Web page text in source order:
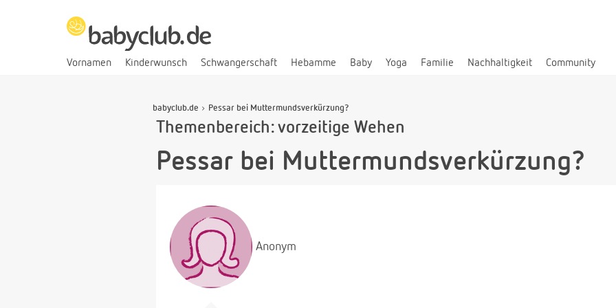
Vornamen Kinderwunsch Schwangerschaft Hebamme Baby Yoga Familie Nachhaltigkeit Community
babyclub.de Pessar bei Muttermundsverkürzung?
Themenbereich: vorzeitige Wehen
Pessar bei Muttermundsverkürzung?
Anonym